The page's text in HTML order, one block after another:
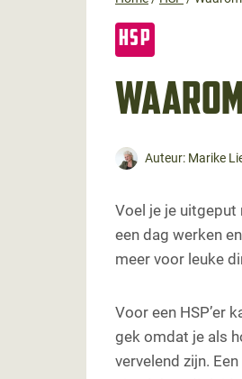
HSP
Auteur: Marike
Voel je je uitgeput
een dag werken
meer voor leuke
Voor een HSP’er
gek omdat je als
vervelend zijn.